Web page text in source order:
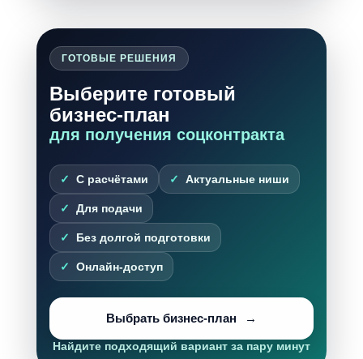
ГОТОВЫЕ РЕШЕНИЯ
Выберите готовый
бизнес-план
для получения соцконтракта
С расчётами Актуальные ниши
Для подачи
Без долгой подготовки
Онлайн-доступ
Выбрать бизнес-план
Найдите подходящий вариант за пару минут